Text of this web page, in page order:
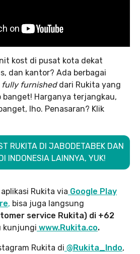
kost di pusat kota dekat
dan kantor? Ada berbagai
fully furnished dari Rukita yang
Harganya terjangkau,
lho. Penasaran? Klik
RUKITA DI JABODETABEK DAN
INDONESIA LAINNYA, YUK!
Rukita via Google Play
, bisa juga langsung
service Rukita) di +62
kunjungi www.Rukita.co.
Rukita di @Rukita_Indo,